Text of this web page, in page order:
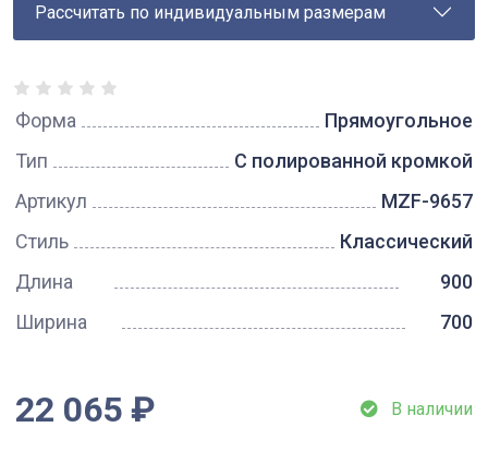
Рассчитать по индивидуальным размерам
Форма
Прямоугольное
Тип
С полированной кромкой
Артикул
MZF-9657
Стиль
Классический
Длина
900
Ширина
700
22 065 ₽ В наличии